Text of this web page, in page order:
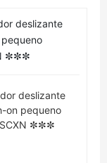
deslizante
on pequeno
✼✼✼